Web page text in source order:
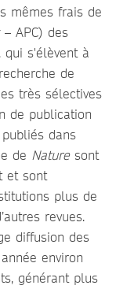
mêmes frais de
– APC) des
qui s'élèvent à
de
très sélectives
de publication
dans
de Naturesont
et sont
plus de
revues.
diffusion des
environ
générant plus